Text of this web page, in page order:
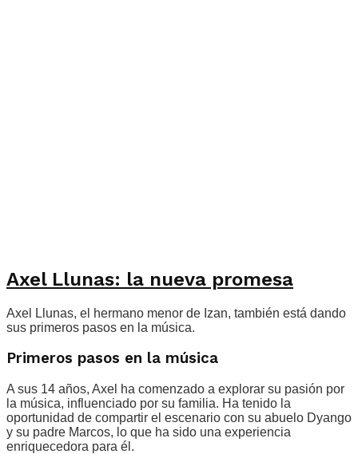
Axel Llunas: la nueva promesa
Axel Llunas, el hermano menor de Izan, también está dando
sus primeros pasos en la música.
Primeros pasos en la música
A sus 14 años, Axel ha comenzado a explorar su pasión por
la música, influenciado por su familia. Ha tenido la
oportunidad de compartir el escenario con su abuelo Dyango
y su padre Marcos, lo que ha sido una experiencia
enriquecedora para él.